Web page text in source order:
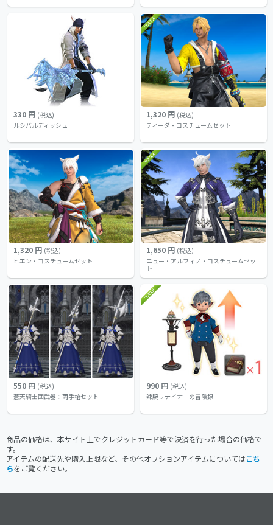
330 円 (税込)
ルシバルディッシュ
1,320 円 (税込)
ティーダ・コスチュームセット
1,320 円 (税込)
ヒエン・コスチュームセット
1,650 円 (税込)
ニュー・アルフィノ・コスチュームセッ
ト
550 円 (税込)
蒼天騎士団武器：両手槍セット
990 円 (税込)
辣腕リテイナーの冒険録
商品の価格は、本サイト上でクレジットカード等で決済を行った場合の価格で
す。
アイテムの配送先や購入上限など、その他オプションアイテムについてはこち
らをご覧ください。